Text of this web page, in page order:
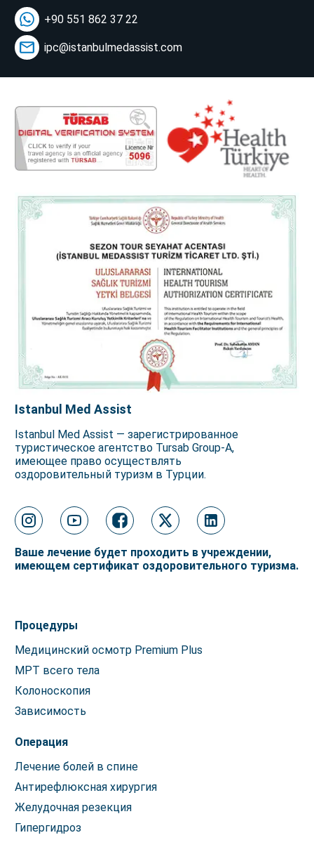
+90 551 862 37 22
ipc@istanbulmedassist.com
Istanbul Med Assist
Istanbul Med Assist — зарегистрированное
туристическое агентство Tursab Group-A,
имеющее право осуществлять
оздоровительный туризм в Турции.
Ваше лечение будет проходить в учреждении,
имеющем сертификат оздоровительного туризма.
Процедуры
Медицинский осмотр Premium Plus
МРТ всего тела
Колоноскопия
Зависимость
Операция
Лечение болей в спине
Антирефлюксная хирургия
Желудочная резекция
Гипергидроз